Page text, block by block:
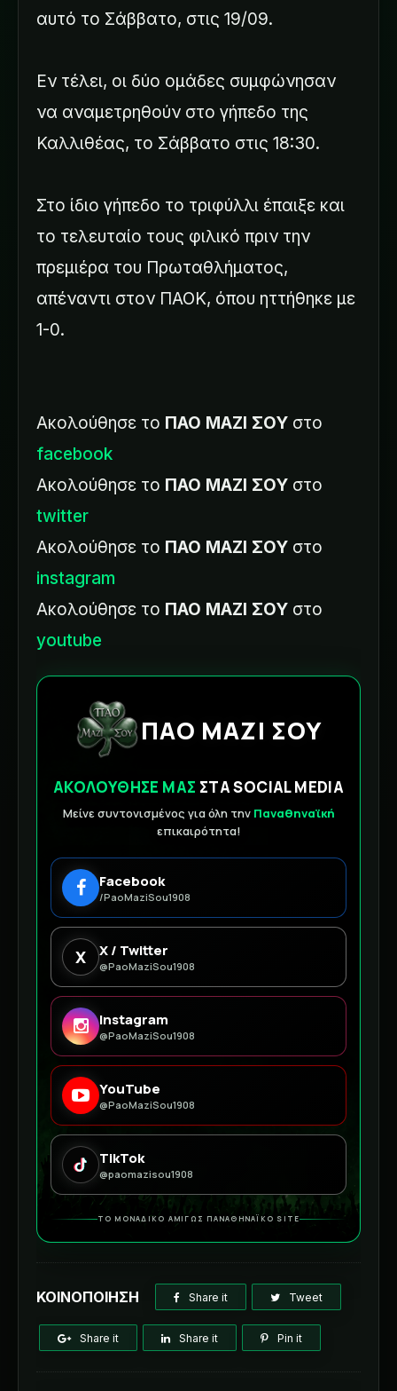
αυτό το Σάββατο, στις 19/09.
Εν τέλει, οι δύο ομάδες συμφώνησαν
να αναμετρηθούν στο γήπεδο της
Καλλιθέας, το Σάββατο στις 18:30.
Στο ίδιο γήπεδο το τριφύλλι έπαιξε και
το τελευταίο τους φιλικό πριν την
πρεμιέρα του Πρωταθλήματος,
απέναντι στον ΠΑΟΚ, όπου ηττήθηκε με
1-0.
Ακολούθησε το ΠΑΟ ΜΑΖΙ ΣΟΥ στο
facebook
Ακολούθησε το ΠΑΟ ΜΑΖΙ ΣΟΥ στο
twitter
Ακολούθησε το ΠΑΟ ΜΑΖΙ ΣΟΥ στο
instagram
Ακολούθησε το ΠΑΟ ΜΑΖΙ ΣΟΥ στο
youtube
ΠΑΟ ΜΑΖΙ ΣΟΥ
ΑΚΟΛΟΥΘΗΣΕ ΜΑΣ ΣΤΑ SOCIAL MEDIA
Μείνε συντονισμένος για όλη την Παναθηναϊκή
επικαιρότητα!
Facebook
/PaoMaziSou1908
X X / Twitter
@PaoMaziSou1908
Instagram
@PaoMaziSou1908
YouTube
@PaoMaziSou1908
TikTok
@paomazisou1908
ΤΟ ΜΟΝΑΔΙΚΟ ΑΜΙΓΩΣ ΠΑΝΑΘΗΝΑΪΚΟ SITE
ΚΟΙΝΟΠΟΙΗΣΗ Share it Tweet
Share it Share it Pin it